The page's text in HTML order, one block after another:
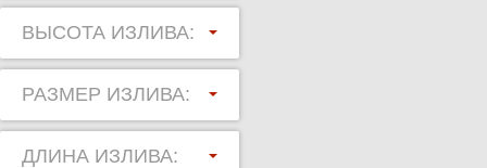
ВЫСОТА ИЗЛИВА:
РАЗМЕР ИЗЛИВА:
ДЛИНА ИЗЛИВА: